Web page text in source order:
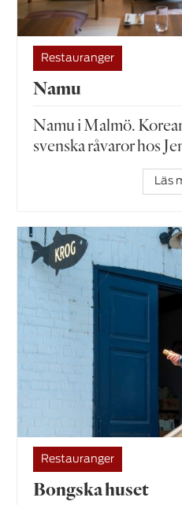
Restauranger
Namu
Namu i Malmö.
svenska råvaror hos
Läs
Restauranger
Bongska huset